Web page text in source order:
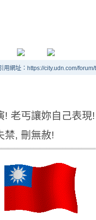
用網址：https://city.udn.com/
! 老丐讓妳自己表現!
禁, 刪無赦!